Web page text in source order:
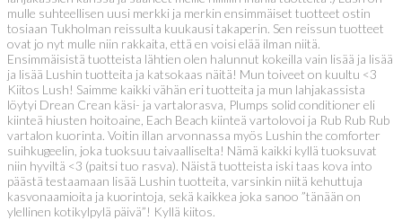
mulle suhteellisen uusi merkki ja merkin ensimmäiset tuotteet ostin
tosiaan Tukholman reissulta kuukausi takaperin. Sen reissun tuotteet
ovat jo nyt mulle niin rakkaita, että en voisi elää ilman niitä.
Ensimmäisistä tuotteista lähtien olen halunnut kokeilla vain lisää ja lisää
ja lisää Lushin tuotteita ja katsokaas näitä! Mun toiveet on kuultu <3
Kiitos Lush! Saimme kaikki vähän eri tuotteita ja mun lahjakassista
löytyi Drean Crean käsi- ja vartalorasva, Plumps solid conditioner eli
kiinteä hiusten hoitoaine, Each Beach kiinteä vartolovoi ja Rub Rub Rub
vartalon kuorinta. Voitin illan arvonnassa myös Lushin the comforter
suihkugeelin, joka tuoksuu taivaalliselta! Nämä kaikki kyllä tuoksuvat
niin hyviltä <3 (paitsi tuo rasva). Näistä tuotteista iski taas kova into
päästä testaamaan lisää Lushin tuotteita, varsinkin niitä kehuttuja
kasvonaamioita ja kuorintoja, sekä kaikkea joka sanoo ”tänään on
ylellinen kotikylpylä päivä”! Kyllä kiitos.